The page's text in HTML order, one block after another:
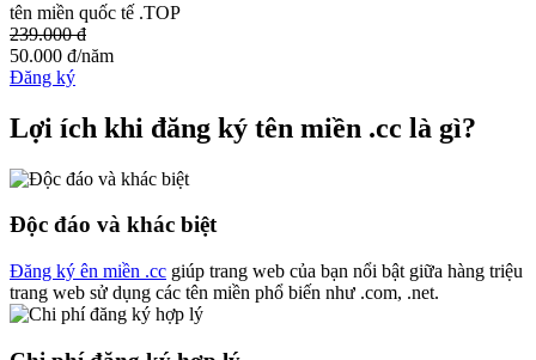
tên miền quốc tế .TOP
239.000 đ
50.000 đ/năm
Đăng ký
Lợi ích khi đăng ký tên miền .cc là gì?
Độc đáo và khác biệt
Đăng ký ên miền .cc giúp trang web của bạn nổi bật giữa hàng triệu
trang web sử dụng các tên miền phổ biến như .com, .net.